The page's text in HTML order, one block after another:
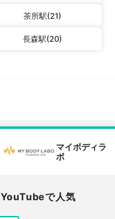
茶所駅(21)
長森駅(20)
マイボディラ
ボ
YouTubeで人気